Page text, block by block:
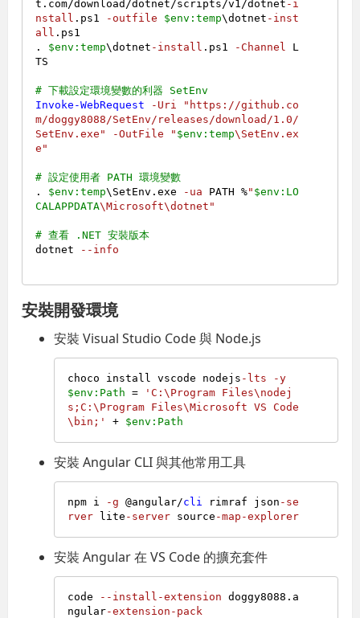
t.com/download/dotnet/scripts/v1/dotnet -i
nstall .ps1 -outfile $env:temp\dotnet -inst
all .ps1
. $env:temp\dotnet -install .ps1 -Channel
L
TS
# 下載設定環境變數的利器 SetEnv
Invoke-WebRequest
-Uri
"https://github.co
m/doggy8088/SetEnv/releases/download/1.0/
SetEnv.exe"
-OutFile " $env:temp\SetEnv.ex
e"
# 設定使用者 PATH 環境變數
. $env:temp\SetEnv.exe -ua PATH %" $env:LO
CALAPPDATA\Microsoft\dotnet"
# 查看 .NET 安裝版本
dotnet
--info
安裝開發環境
安裝 Visual Studio Code 與 Node.js
choco install vscode nodejs -lts
-y
$env:Path =
'C:\Program Files\nodej
s;C:\Program Files\Microsoft VS Code
\bin;'
+ $env:Path
安裝 Angular CLI 與其他常用工具
npm i -g @angular/cli rimraf json -se
rver lite -server source -map-explorer
安裝 Angular 在 VS Code 的擴充套件
code --install-extension doggy8088.a
ngular-extension-pack